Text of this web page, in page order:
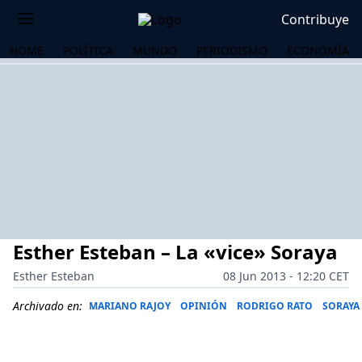
Contribuye
HOME POLÍTICA MUNDO PERIODISMO ECONOMÍA
Esther Esteban – La «vice» Soraya
Esther Esteban
08 Jun 2013 - 12:20 CET
Archivado en: MARIANO RAJOY OPINIÓN RODRIGO RATO